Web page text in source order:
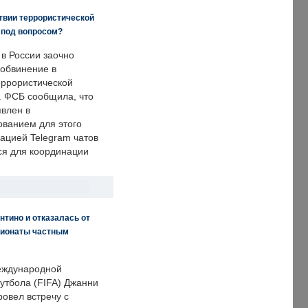
террористической
вопросом?
России заочно
в
ФСБ сообщила, что
в
для этого
Telegram чатов
для координации
и отказалась от
частным
(FIFA) Джанни
встречу с